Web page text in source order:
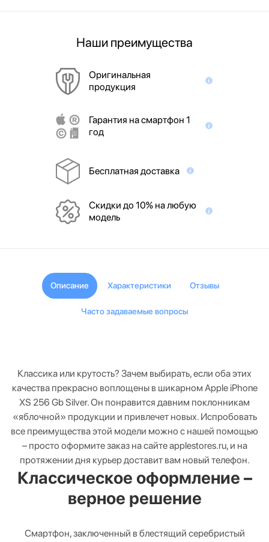
Наши преимущества
Оригинальная
продукция
Гарантия на смартфон 1
год
Бесплатная доставка
Скидки до 10% на любую
модель
Описание Характеристики Отзывы
Часто задаваемые вопросы
Классика или крутость? Зачем выбирать, если оба этих
качества прекрасно воплощены в шикарном Apple iPhone
XS 256 Gb Silver. Он понравится давним поклонникам
«яблочной» продукции и привлечет новых. Испробовать
все преимущества этой модели можно с нашей помощью
– просто оформите заказ на сайте applestores.ru, и на
протяжении дня курьер доставит вам новый телефон.
Классическое оформление –
верное решение
Смартфон, заключенный в блестящий серебристый